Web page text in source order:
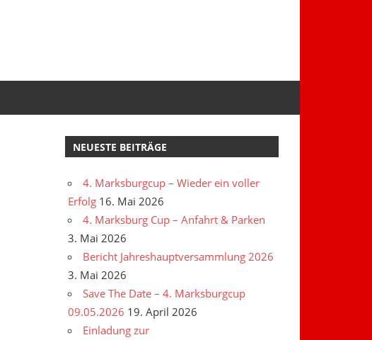
NEUESTE BEITRÄGE
4. Marksburgcup – Wieder ein voller
Erfolg 16. Mai 2026
4. Marksburg Cup – Anfahrt & Parken
3. Mai 2026
Bericht Jahreshauptversammlung 2026
3. Mai 2026
Save The Date – 4. Marksburgcup
09.05.2026 19. April 2026
Einladung zur